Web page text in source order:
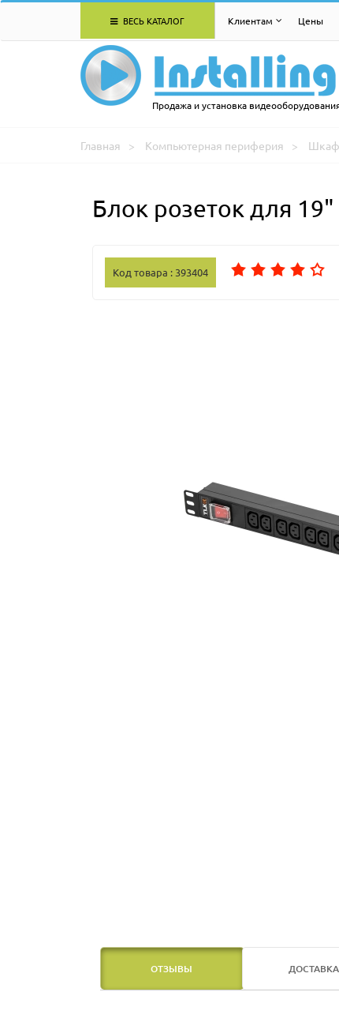
ВЕСЬ КАТАЛОГ Клиентам Цены
Продажа и установка
Главная Компьютерная периферия
Блок розеток для
Код товара : 393404
ОТЗЫВЫ ДОСТАВКА